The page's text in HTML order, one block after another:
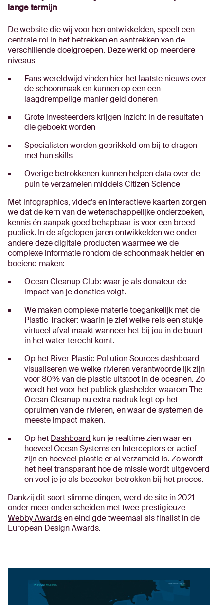
lange termijn
De website die wij voor hen ontwikkelden, speelt een
centrale rol in het betrekken en aantrekken van de
verschillende doelgroepen. Deze werkt op meerdere
niveaus:
Fans wereldwijd vinden hier het laatste nieuws over
de schoonmaak en kunnen op een een
laagdrempelige manier geld doneren
Grote investeerders krijgen inzicht in de resultaten
die geboekt worden
Specialisten worden geprikkeld om bij te dragen
met hun skills
Overige betrokkenen kunnen helpen data over de
puin te verzamelen middels Citizen Science
Met infographics, video’s en interactieve kaarten zorgen
we dat de kern van de wetenschappelijke onderzoeken,
kennis én aanpak goed behapbaar is voor een breed
publiek. In de afgelopen jaren ontwikkelden we onder
andere deze digitale producten waarmee we de
complexe informatie rondom de schoonmaak helder en
boeiend maken:
Ocean Cleanup Club: waar je als donateur de
impact van je donaties volgt.
We maken complexe materie toegankelijk met de
Plastic Tracker: waarin je ziet welke reis een stukje
virtueel afval maakt wanneer het bij jou in de buurt
in het water terecht komt.
Op het River Plastic Pollution Sources dashboard
visualiseren we welke rivieren verantwoordelijk zijn
voor 80% van de plastic uitstoot in de oceanen. Zo
wordt het voor het publiek glashelder waarom The
Ocean Cleanup nu extra nadruk legt op het
opruimen van de rivieren, en waar de systemen de
meeste impact maken.
Op het Dashboard kun je realtime zien waar en
hoeveel Ocean Systems en Interceptors er actief
zijn en hoeveel plastic er al verzameld is. Zo wordt
het heel transparant hoe de missie wordt uitgevoerd
en voel je je als bezoeker betrokken bij het proces.
Dankzij dit soort slimme dingen, werd de site in 2021
onder meer onderscheiden met twee prestigieuze
Webby Awardsen eindigde tweemaal als finalist in de
European Design Awards.